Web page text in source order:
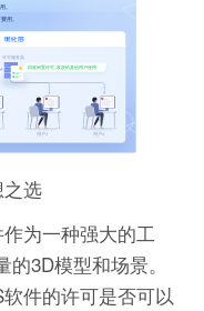
选
为一种强大的工
3D模型和场景。
件的许可是否可以